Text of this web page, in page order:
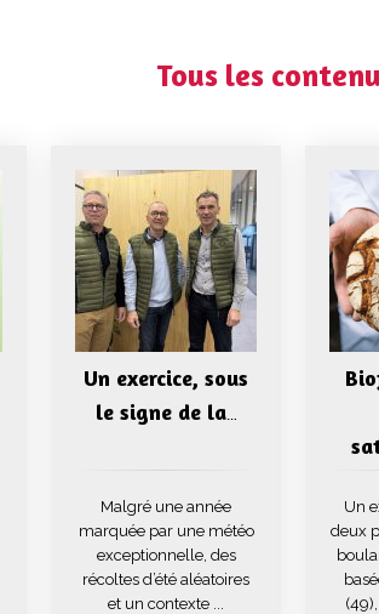
Tous les
Un exercice, sous
le signe de la…
Malgré une année
marquée par une météo
exceptionnelle, des
récoltes d’été aléatoires
et un contexte ...
Un
deux